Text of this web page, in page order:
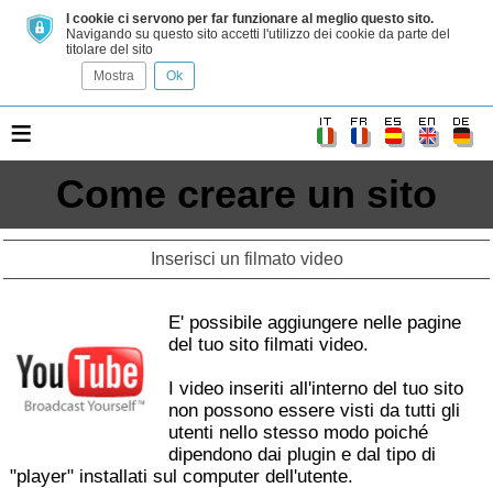
I cookie ci servono per far funzionare al meglio questo sito.
Navigando su questo sito accetti l'utilizzo dei cookie da parte del
titolare del sito
Mostra
Ok
≡
Come creare un sito
Inserisci un filmato video
E' possibile aggiungere nelle pagine
del tuo sito filmati video.
I video inseriti all'interno del tuo sito
non possono essere visti da tutti gli
utenti nello stesso modo poiché
dipendono dai plugin e dal tipo di
"player" installati sul computer dell'utente.